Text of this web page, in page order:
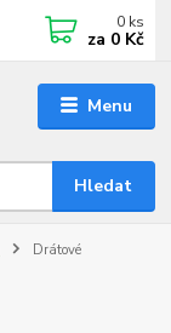
Menu
Hledat
0 ks
za 0 Kč
Drátové